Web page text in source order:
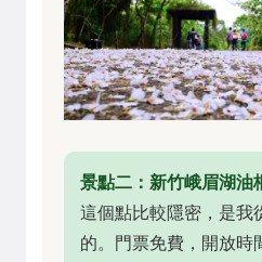
景點二：新竹峨眉湖油
這個點比較隱密，是我
的。門票免費，開放時